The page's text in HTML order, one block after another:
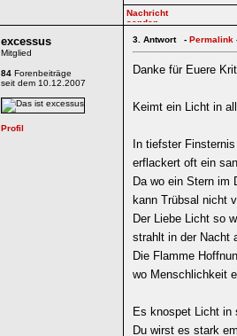
excessus
Mitglied
84 Forenbeiträge
seit dem 10.12.2007
3. Antwort - Permalink
Danke für Euere
Keimt ein Licht in
In tiefster Finsternis
erflackert oft ein
Da wo ein Stern im
kann Trübsal nicht
Der Liebe Licht so
strahlt in der Nacht
Die Flamme
wo Menschlichkeit
Es knospet Licht in
Du wirst es stark